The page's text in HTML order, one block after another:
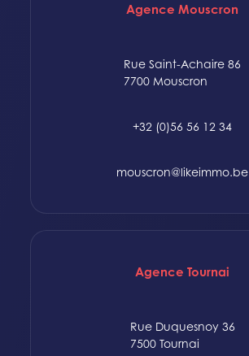
Agence Mouscron
Rue Saint-Achaire 86
7700 Mouscron
+32 (0)56 56 12 34
mouscron@likeimmo.be
Agence Tournai
Rue Duquesnoy 36
7500 Tournai